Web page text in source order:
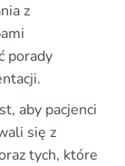
z
porady
aby pacjenci
się z
tych, które